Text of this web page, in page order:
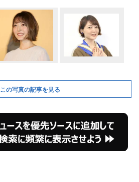
この写真の記事を見る